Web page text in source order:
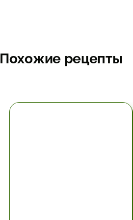
Похожие рецепты